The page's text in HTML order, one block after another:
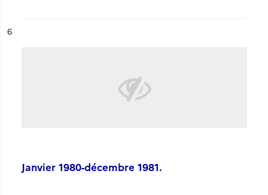
n°
6
Janvier 1980-décembre 1981.